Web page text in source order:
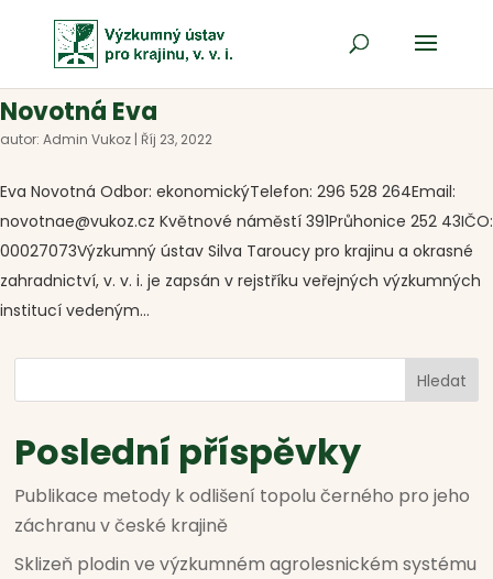
Novotná Eva
autor: Admin Vukoz | Říj 23, 2022
Eva Novotná Odbor: ekonomickýTelefon: 296 528 264Email:
novotnae@vukoz.cz Květnové náměstí 391Průhonice 252 43IČO:
00027073Výzkumný ústav Silva Taroucy pro krajinu a okrasné
zahradnictví, v. v. i. je zapsán v rejstříku veřejných výzkumných
institucí vedeným...
Hledat
Poslední příspěvky
Publikace metody k odlišení topolu černého pro jeho
záchranu v české krajině
Sklizeň plodin ve výzkumném agrolesnickém systému